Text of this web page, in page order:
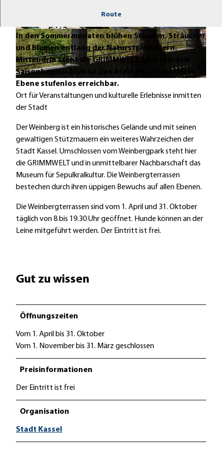
© Stadt Kassel; Foto: Martina Wagner
© Kassel Marketing GmbH, Can Wagener |
CC-BY
© Kassel Marketing GmbH, Jörg Conrad |
CC-BY
Route
Das Weinbergareal hat mit seiner Parklandschaft
In den Sommermonaten blühen Stauden, Sträucher
und Blumen entlang der Natursteinmauern.
Mittendrin steht die GRIMMWELT. Und seit dem
Saisonbeginn 2026 ist das Areal bis zur mittleren
Ebene stufenlos erreichbar.
Ort für Veranstaltungen und kulturelle Erlebnisse inmitten
der Stadt
Der Weinberg ist ein historisches Gelände und mit seinen
gewaltigen Stützmauern ein weiteres Wahrzeichen der
Stadt Kassel. Umschlossen vom Weinbergpark steht hier
die GRIMMWELT und in unmittelbarer Nachbarschaft das
Museum für Sepulkralkultur. Die Weinbergterrassen
bestechen durch ihren üppigen Bewuchs auf allen Ebenen.
Die Weinbergterrassen sind vom 1. April und 31. Oktober
täglich von 8 bis 19.30 Uhr geöffnet. Hunde können an der
Leine mitgeführt werden. Der Eintritt ist frei.
Gut zu wissen
Öffnungszeiten
Vom 1. April bis 31. Oktober
Vom 1. November bis 31. März geschlossen
Preisinformationen
Der Eintritt ist frei
Organisation
Stadt Kassel